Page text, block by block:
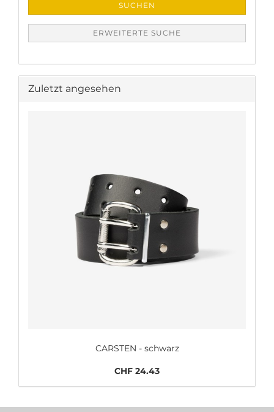
SUCHEN
ERWEITERTE SUCHE
Zuletzt angesehen
CARSTEN - schwarz
CHF 24.43